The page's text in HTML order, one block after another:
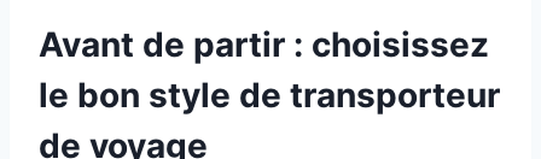
Avant de partir : choisissez
le bon style de transporteur
de voyage